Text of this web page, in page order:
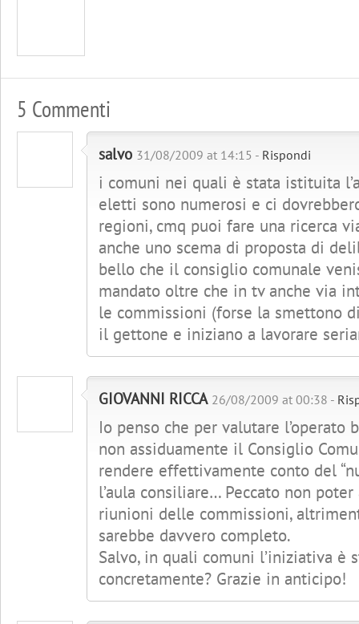
5 Commenti
salvo 31/08/2009 at 14:15 - Rispondi
i comuni nei quali è stata istituita
eletti sono numerosi e ci
regioni, cmq puoi fare una ricerca
anche uno scema di proposta di
bello che il consiglio comunale
mandato oltre che in tv anche via
le commissioni (forse la smettono
il gettone e iniziano a lavorare
GIOVANNI RICCA 26/08/2009 at 00:38 -
Io penso che per valutare l’operato
non assiduamente il Consiglio
rendere effettivamente conto del
l’aula consiliare… Peccato non
riunioni delle commissioni,
sarebbe davvero completo.
Salvo, in quali comuni l’iniziativa è
concretamente? Grazie in anticipo!